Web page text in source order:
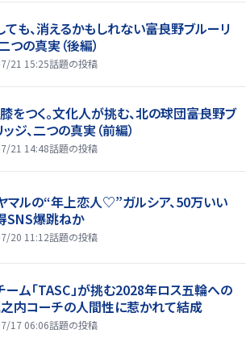
も、消えるかもしれない――富良野ブルーリ
つの真実（後編）
21 15:25話題の投稿
をつく。文化人が挑む、北の球団――富良野ブ
ジ、二つの真実（前編）
21 14:48話題の投稿
マルの“年上恋人♡”ガルシア、50万いい
SNS爆跳ねか
20 11:12話題の投稿
ーム「TASC」が挑む2028年ロス五輪への
之内コーチの人間性に惹かれて結成
17 06:06話題の投稿